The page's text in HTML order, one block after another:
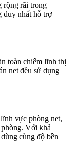
rộng rãi trong
duy nhất hỗ trợ
toàn chiếm lĩnh thị
net đều sử dụng
vực phòng net,
Với khả
cùng độ bền